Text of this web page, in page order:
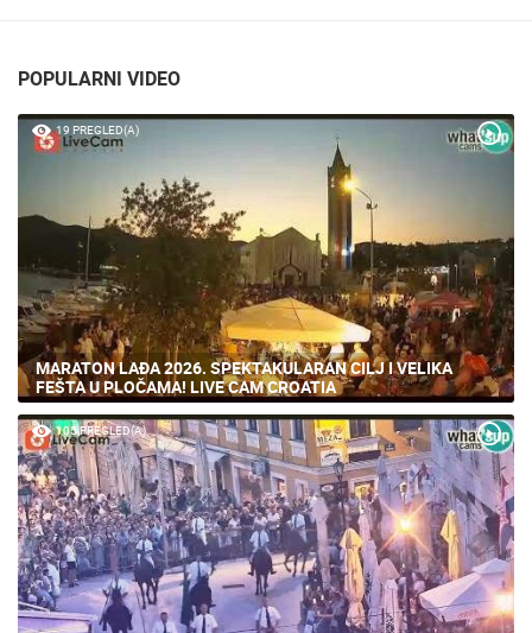
POPULARNI VIDEO
19 PREGLED(A)
MARATON LAĐA 2026. SPEKTAKULARAN CILJ I VELIKA
FEŠTA U PLOČAMA! LIVE CAM CROATIA
105 PREGLED(A)